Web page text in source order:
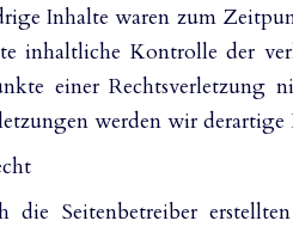
Inhalte waren zum
inhaltliche Kontrolle der
einer Rechtsverletzung
werden wir
die Seitenbetreiber